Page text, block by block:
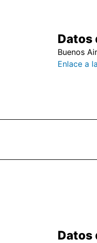
Datos
Buenos
Enlace a
Datos